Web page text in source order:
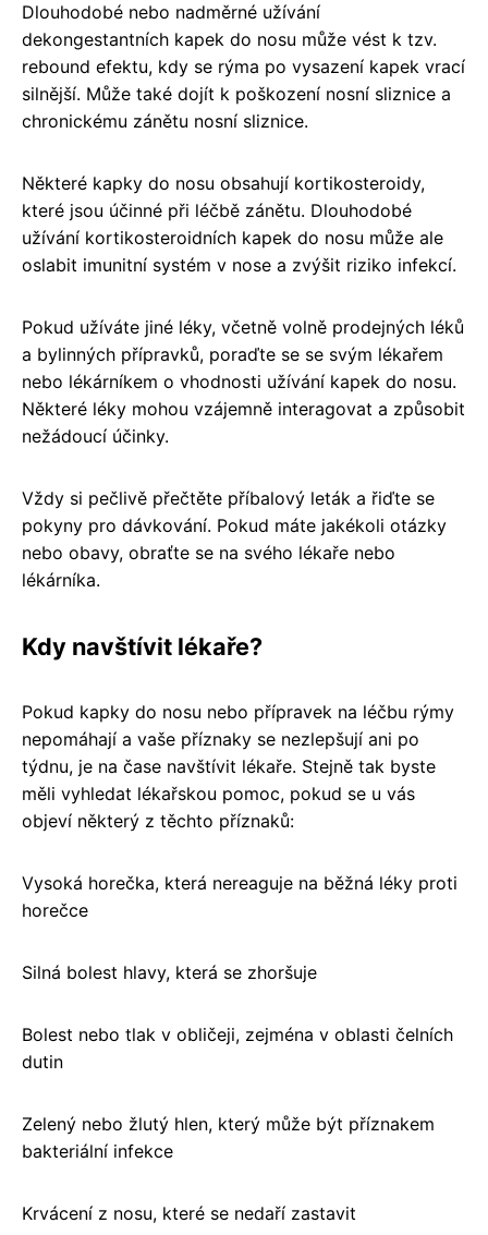
Dlouhodobé nebo nadměrné užívání
dekongestantních kapek do nosu může vést k tzv.
rebound efektu, kdy se rýma po vysazení kapek vrací
silnější. Může také dojít k poškození nosní sliznice a
chronickému zánětu nosní sliznice.
Některé kapky do nosu obsahují kortikosteroidy,
které jsou účinné při léčbě zánětu. Dlouhodobé
užívání kortikosteroidních kapek do nosu může ale
oslabit imunitní systém v nose a zvýšit riziko infekcí.
Pokud užíváte jiné léky, včetně volně prodejných léků
a bylinných přípravků, poraďte se se svým lékařem
nebo lékárníkem o vhodnosti užívání kapek do nosu.
Některé léky mohou vzájemně interagovat a způsobit
nežádoucí účinky.
Vždy si pečlivě přečtěte příbalový leták a řiďte se
pokyny pro dávkování. Pokud máte jakékoli otázky
nebo obavy, obraťte se na svého lékaře nebo
lékárníka.
Kdy navštívit lékaře?
Pokud kapky do nosu nebo přípravek na léčbu rýmy
nepomáhají a vaše příznaky se nezlepšují ani po
týdnu, je na čase navštívit lékaře. Stejně tak byste
měli vyhledat lékařskou pomoc, pokud se u vás
objeví některý z těchto příznaků:
Vysoká horečka, která nereaguje na běžná léky proti
horečce
Silná bolest hlavy, která se zhoršuje
Bolest nebo tlak v obličeji, zejména v oblasti čelních
dutin
Zelený nebo žlutý hlen, který může být příznakem
bakteriální infekce
Krvácení z nosu, které se nedaří zastavit